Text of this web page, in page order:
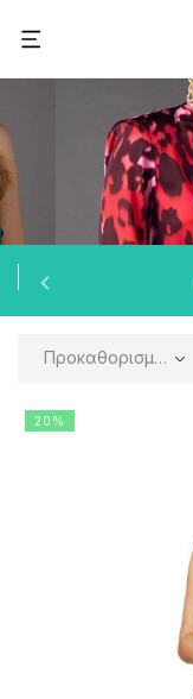
Προκαθορισμένη ταξινόμηση
20%